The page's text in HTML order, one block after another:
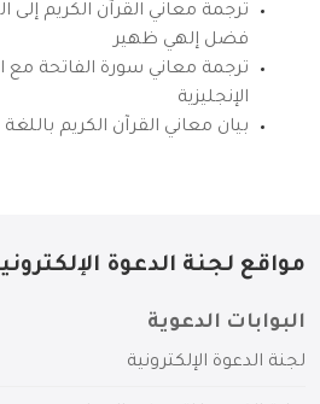
ترجمة معاني القرآن الكريم إلى
فضل إلهي ظهير
ترجمة معاني سورة الفاتحة مع
الإنجليزية
بيان معاني القرآن الكريم باللغة
مواقع لجنة الدعوة
البوابات الدعوية
لجنة الدعوة الإلكترونية